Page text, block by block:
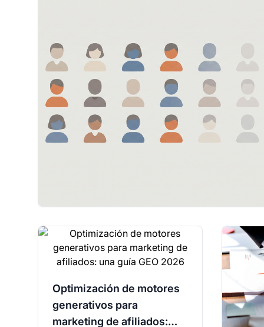
Optimización de motores
generativos para
marketing de afiliados: